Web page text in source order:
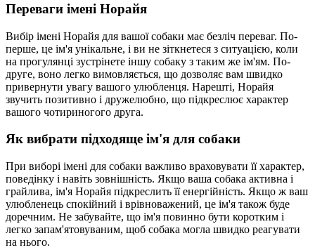
Переваги імені Норайя
Вибір імені Норайя для вашої собаки має безліч переваг. По-
перше, це ім'я унікальне, і ви не зіткнетеся з ситуацією, коли
на прогулянці зустрінете іншу собаку з таким же ім'ям. По-
друге, воно легко вимовляється, що дозволяє вам швидко
привернути увагу вашого улюбленця. Нарешті, Норайя
звучить позитивно і дружелюбно, що підкреслює характер
вашого чотириногого друга.
Як вибрати підходяще ім'я для собаки
При виборі імені для собаки важливо враховувати її характер,
поведінку і навіть зовнішність. Якщо ваша собака активна і
грайлива, ім'я Норайя підкреслить її енергійність. Якщо ж ваш
улюбленець спокійний і врівноважений, це ім'я також буде
доречним. Не забувайте, що ім'я повинно бути коротким і
легко запам'ятовуваним, щоб собака могла швидко реагувати
на нього.